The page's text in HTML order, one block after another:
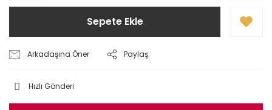
Sepete Ekle
Arkadaşına Öner Paylaş
Hızlı Gönderi